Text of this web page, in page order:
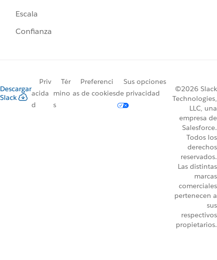
Escala
Confianza
Descargar
Slack
Priv
acida
d
Tér
mino
s
Preferenci
as de cookies
Sus opciones
de privacidad
©2026 Slack
Technologies,
LLC, una
empresa de
Salesforce.
Todos los
derechos
reservados.
Las distintas
marcas
comerciales
pertenecen a
sus
respectivos
propietarios.